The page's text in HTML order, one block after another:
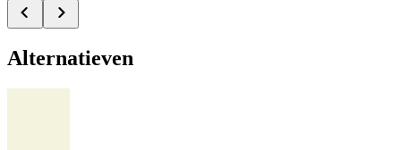
Alternatieven